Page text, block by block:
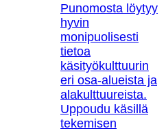
Punomosta löytyy
hyvin
monipuolisesti
tietoa
käsityökulttuurin
eri osa-alueista ja
alakulttuureista.
Uppoudu käsillä
tekemisen